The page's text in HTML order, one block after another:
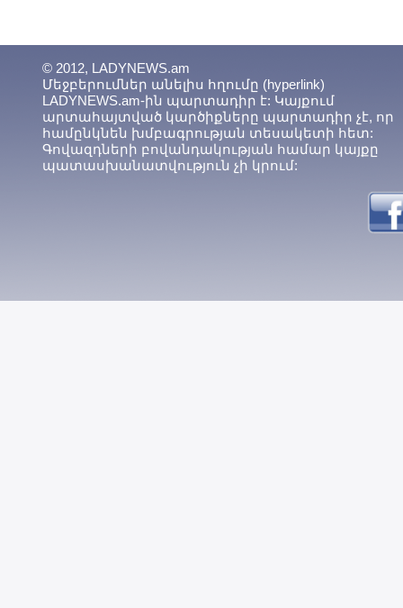
© 2012, LADYNEWS.am
Մեջբերումներ անելիս հղումը (hyperlink)
LADYNEWS.am-ին պարտադիր է: Կայքում
արտահայտված կարծիքները պարտադիր չէ, որ
համընկնեն խմբագրության տեսակետի հետ:
Գովազդների բովանդակության համար կայքը
պատասխանատվություն չի կրում: